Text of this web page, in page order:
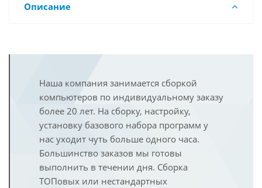
Описание
Наша компания занимается сборкой
компьютеров по индивидуальному заказу
более 20 лет. На сборку, настройку,
установку базового набора программ у
нас уходит чуть больше одного часа.
Большинство заказов мы готовы
выполнить в течении дня. Сборка
ТОПовых или нестандартных